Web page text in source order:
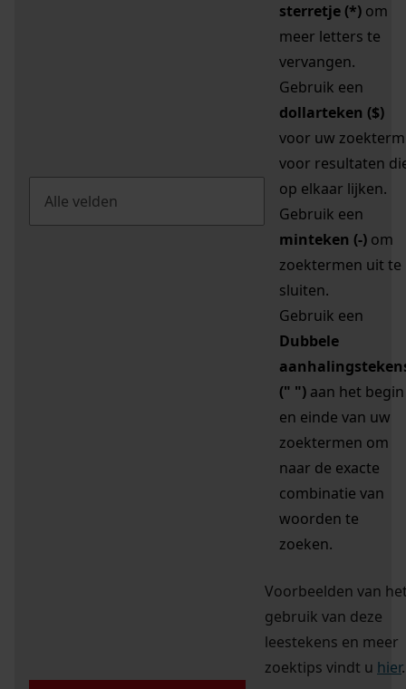
sterretje (*) om
meer letters te
vervangen.
Gebruik een
dollarteken ($)
voor uw zoekterm
voor resultaten
op elkaar lijken.
Gebruik een
minteken (-) om
zoektermen uit te
sluiten.
Gebruik een
Dubbele
(" ") aan het begin
en einde van uw
zoektermen om
naar de exacte
combinatie van
woorden te
zoeken.
Voorbeelden van
gebruik van deze
leestekens en meer
zoektips vindt u hier.